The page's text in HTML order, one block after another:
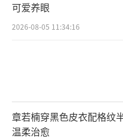
可爱养眼
2026-08-05 11:34:16
章若楠穿黑色皮衣配格纹
温柔治愈